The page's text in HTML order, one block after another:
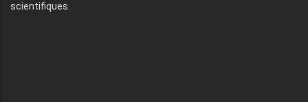
scientifiques.